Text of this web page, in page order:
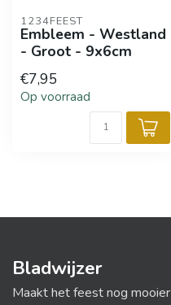
1234FEEST
Embleem - Westland
- Groot - 9x6cm
€7,95
Op voorraad
Bladwijzer
Maakt het feest nog mooier